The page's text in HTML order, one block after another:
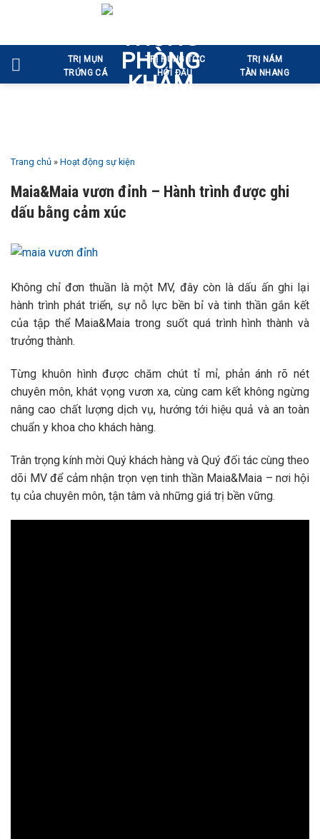
nội
dung
TRỊ MỤN
TRỨNG CÁ
TRỊ RỤNG TÓC
HÓI ĐẦU
TRỊ NÁM
TÀN NHANG
Trang chủ » Hoạt động sự kiện
Maia&Maia vươn đỉnh – Hành trình được ghi
dấu bằng cảm xúc
Không chỉ đơn thuần là một MV, đây còn là dấu ấn ghi lại
hành trình phát triển, sự nỗ lực bền bỉ và tinh thần gắn kết
của tập thể Maia&Maia trong suốt quá trình hình thành và
trưởng thành.
Từng khuôn hình được chăm chút tỉ mỉ, phản ánh rõ nét
chuyên môn, khát vọng vươn xa, cùng cam kết không ngừng
nâng cao chất lượng dịch vụ, hướng tới hiệu quả và an toàn
chuẩn y khoa cho khách hàng.
Trân trọng kính mời Quý khách hàng và Quý đối tác cùng theo
dõi MV để cảm nhận trọn vẹn tinh thần Maia&Maia – nơi hội
tụ của chuyên môn, tận tâm và những giá trị bền vững.